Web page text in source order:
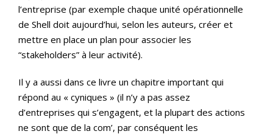
l’entreprise (par exemple chaque unité opérationnelle
de Shell doit aujourd’hui, selon les auteurs, créer et
mettre en place un plan pour associer les
“stakeholders” à leur activité).
Il y a aussi dans ce livre un chapitre important qui
répond au « cyniques » (il n’y a pas assez
d’entreprises qui s’engagent, et la plupart des actions
ne sont que de la com’, par conséquent les